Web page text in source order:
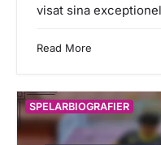
visat sina
Read More
SPELARBIOGRAFIER